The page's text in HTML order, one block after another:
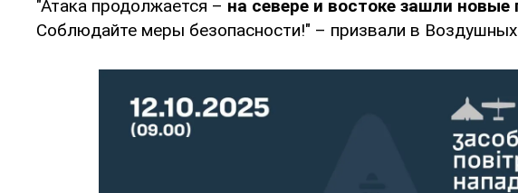
"Атака продолжается – на севере и востоке зашли
Соблюдайте меры безопасности!" – призвали в Воздушных